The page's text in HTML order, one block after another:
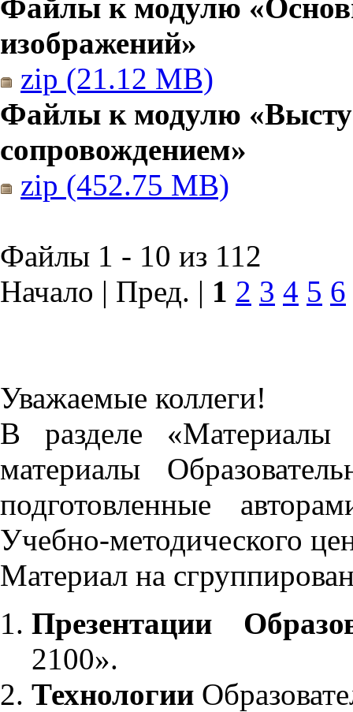
Файлы к модулю
изображений»
zip (21.12 MB)
Файлы к модулю
сопровождением»
zip (452.75 MB)
Файлы 1 - 10 из 112
Начало | Пред. | 1 2 3 4 5 6
Уважаемые коллеги!
В разделе «Материалы
материалы
подготовленные
Учебно-методического
Материал на
Презентации
2100».
Технологии